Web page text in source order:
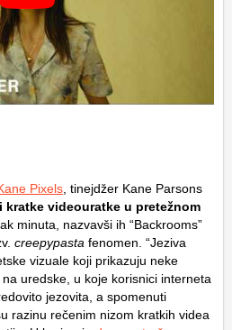
Pixels , tinejdžer Kane Parsons
kratke videouratke u pretežnom
minuta, nazvavši ih “Backrooms”
creepypasta fenomen. “Jeziva
vizuale koji prikazuju neke
uredske, u koje korisnici interneta
jezovita, a spomenuti
razinu rečenim nizom kratkih videa